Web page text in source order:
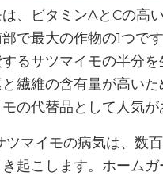
、ビタミンAとCの高
で最大の作物の1つで
るサツマイモの半分を
繊維の含有量が高い
の代替品として人気が
ツマイモの病気は、数
起こします。ホームガ